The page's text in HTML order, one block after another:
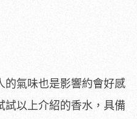
的氣味也是影響約會好感
試以上介紹的香水，具備